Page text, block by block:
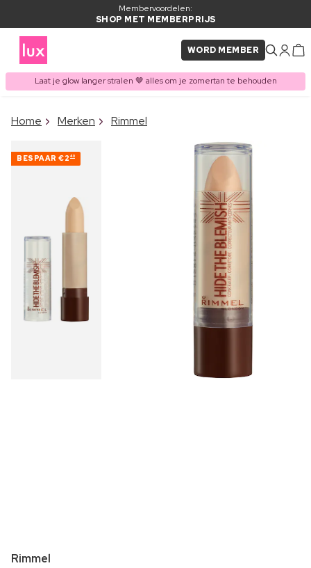
Membervoordelen:
SHOP MET MEMBERPRIJS
WORD MEMBER
Laat je glow langer stralen 🤎 alles om je zomertan te behouden
ITEM TOEGEVOEGD AAN
Home Merken Rimmel
BESPAAR €2 40
Rimmel